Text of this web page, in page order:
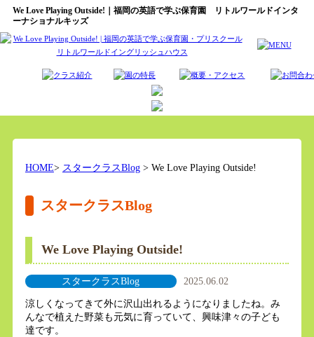
We Love Playing Outside!｜福岡の英語で学ぶ保育園 リトルワールドインタ
ーナショナルキッズ
HOME> スタークラスBlog> We Love Playing Outside!
スタークラスBlog
We Love Playing Outside!
スタークラスBlog 2025.06.02
涼しくなってきて外に沢山出れるようになりましたね。み
んなで植えた野菜も元気に育っていて、興味津々の子ども
達です。